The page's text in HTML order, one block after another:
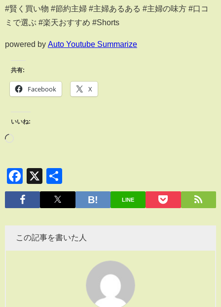
#賢く買い物 #節約主婦 #主婦あるある #主婦の味方 #口コ
ミで選ぶ #楽天おすすめ #Shorts
powered by Auto Youtube Summarize
共有:
Facebook X
いいね:
Facebook
X
有
LINE
この記事を書いた人